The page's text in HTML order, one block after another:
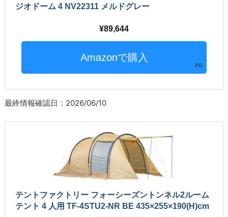
ジオドーム 4 NV22311 メルドグレー
89,644
PR
最終情報確認日：2026/06/10
テントファクトリー フォーシーズントンネル2ルーム
テント 4 人用 TF-4STU2-NR BE 435×255×190(H)cm